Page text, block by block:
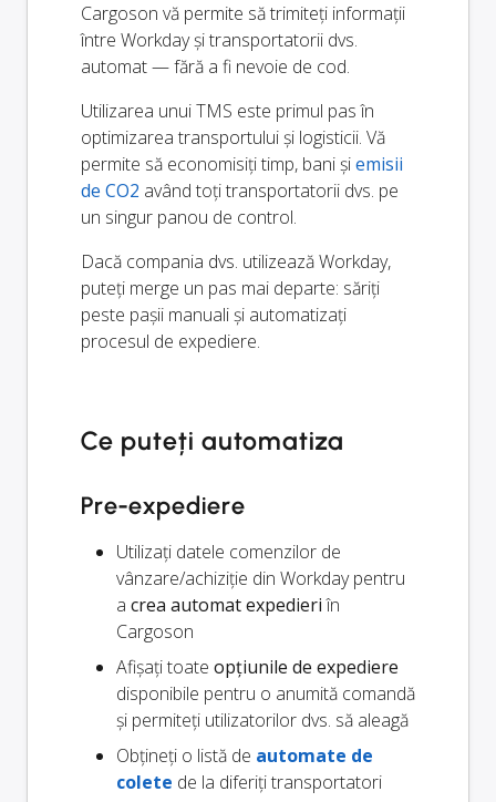
Cargoson vă permite să trimiteți informații
între Workday și transportatorii dvs.
automat — fără a fi nevoie de cod.
Utilizarea unui TMS este primul pas în
optimizarea transportului și logisticii. Vă
permite să economisiți timp, bani șiemisii
de CO2 având toți transportatorii dvs. pe
un singur panou de control.
Dacă compania dvs. utilizează Workday,
puteți merge un pas mai departe: săriți
peste pașii manuali și automatizați
procesul de expediere.
Ce puteți automatiza
Pre-expediere
Utilizați datele comenzilor de
vânzare/achiziție din Workday pentru
a crea automat expedieriîn
Cargoson
Afișați toate opțiunile de expediere
disponibile pentru o anumită comandă
și permiteți utilizatorilor dvs. să aleagă
Obțineți o listă de automate de
colete de la diferiți transportatori